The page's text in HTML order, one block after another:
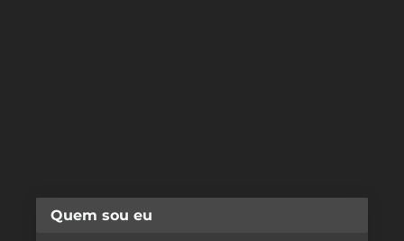
Quem sou eu